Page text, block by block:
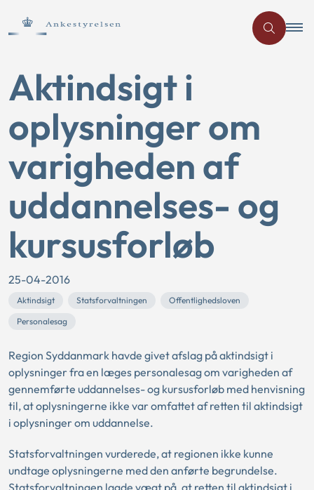
Aktindsigt i
oplysninger om
varigheden af
uddannelses- og
kursusforløb
25-04-2016
Aktindsigt Statsforvaltningen
Offentlighedsloven
Personalesag
Region Syddanmark havde givet afslag på aktindsigt i
oplysninger fra en læges personalesag om varigheden af
gennemførte uddannelses- og kursusforløb med henvisning
til, at oplysningerne ikke var omfattet af retten til aktindsigt
i oplysninger om uddannelse.
Statsforvaltningen vurderede, at regionen ikke kunne
undtage oplysningerne med den anførte begrundelse.
Statsforvaltningen lagde vægt på, at retten til aktindsigt i